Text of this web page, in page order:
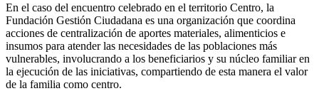
En el caso del encuentro celebrado en el territorio Centro, la
Fundación Gestión Ciudadana es una organización que coordina
acciones de centralización de aportes materiales, alimenticios e
insumos para atender las necesidades de las poblaciones más
vulnerables, involucrando a los beneficiarios y su núcleo familiar en
la ejecución de las iniciativas, compartiendo de esta manera el valor
de la familia como centro.